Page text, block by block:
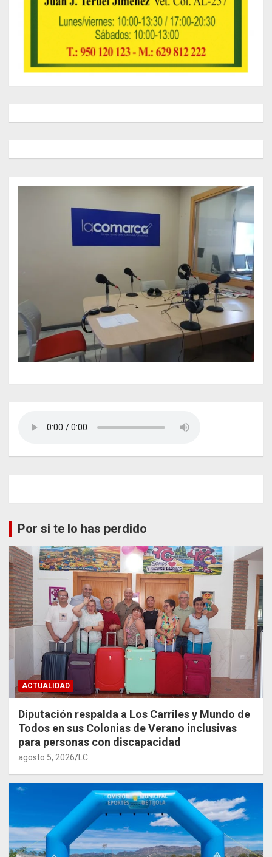
Por si te lo has perdido
ACTUALIDAD
Diputación respalda a Los Carriles y Mundo de
Todos en sus Colonias de Verano inclusivas
para personas con discapacidad
agosto 5, 2026 LC